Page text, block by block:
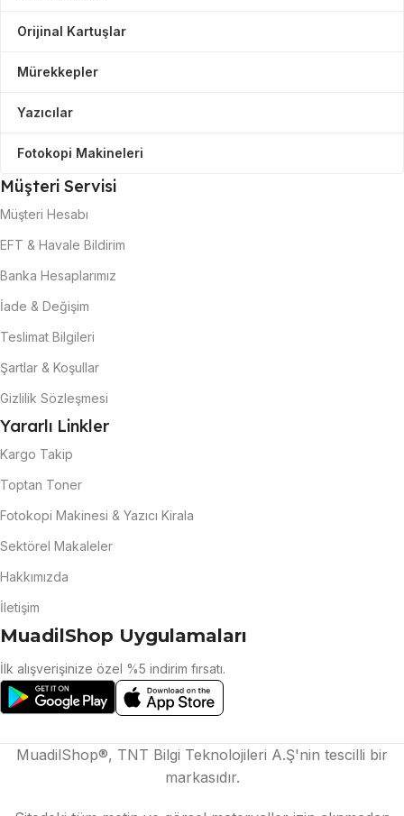
Orijinal Kartuşlar
Mürekkepler
Yazıcılar
Fotokopi Makineleri
Müşteri Servisi
Müşteri Hesabı
EFT & Havale Bildirim
Banka Hesaplarımız
İade & Değişim
Teslimat Bilgileri
Şartlar & Koşullar
Gizlilik Sözleşmesi
Yararlı Linkler
Kargo Takip
Toptan Toner
Fotokopi Makinesi & Yazıcı Kirala
Sektörel Makaleler
Hakkımızda
İletişim
MuadilShop Uygulamaları
İlk alışverişinize özel %5 indirim fırsatı.
MuadilShop®, TNT Bilgi Teknolojileri A.Ş'nin tescilli bir
markasıdır.